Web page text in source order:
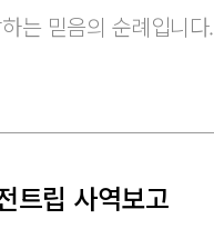
는 믿음의 순례입니다.
트립 사역보고